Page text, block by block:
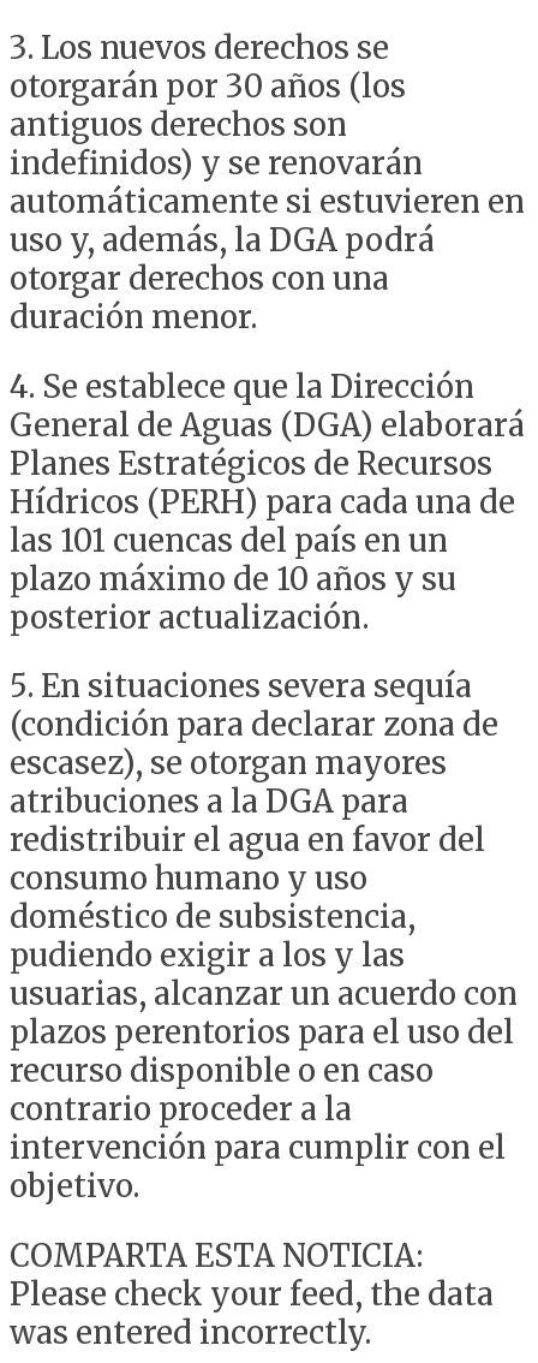
3. Los nuevos derechos se
otorgarán por 30 años (los
antiguos derechos son
indefinidos) y se renovarán
automáticamente si estuvieren en
uso y, además, la DGA podrá
otorgar derechos con una
duración menor.
4. Se establece que la Dirección
General de Aguas (DGA) elaborará
Planes Estratégicos de Recursos
Hídricos (PERH) para cada una de
las 101 cuencas del país en un
plazo máximo de 10 años y su
posterior actualización.
5. En situaciones severa sequía
(condición para declarar zona de
escasez), se otorgan mayores
atribuciones a la DGA para
redistribuir el agua en favor del
consumo humano y uso
doméstico de subsistencia,
pudiendo exigir a los y las
usuarias, alcanzar un acuerdo con
plazos perentorios para el uso del
recurso disponible o en caso
contrario proceder a la
intervención para cumplir con el
objetivo.
COMPARTA ESTA NOTICIA:
Please check your feed, the data
was entered incorrectly.